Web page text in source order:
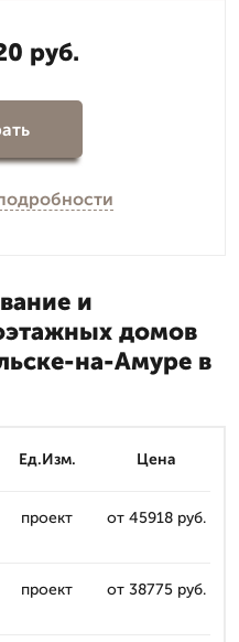
руб.
и
домов
на-Амуре в
Ед.Изм. Цена
проект от 45918 руб.
проект от 38775 руб.